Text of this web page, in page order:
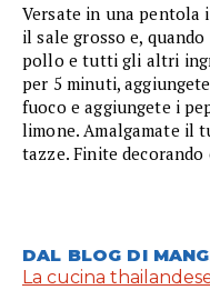
Versate in una
il sale grosso e,
pollo e tutti gli altri
per 5 minuti,
fuoco e aggiungete i
limone. Amalgamate il
tazze. Finite
DAL BLOG DI
La cucina